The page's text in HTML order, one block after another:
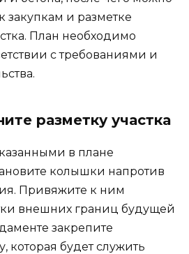
закупкам и разметке
План необходимо
с требованиями и
разметку участка
в плане
колышки напротив
Привяжите к ним
внешних границ будущей
закрепите
которая будет служить